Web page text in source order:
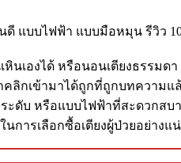
เองได้ หรือนอนเตียงธรรมด
ลิกเข้ามาได้ถูกที่ถูกบทความแ
ดับ หรือแบบไฟฟ้าที่สะดวกสบ
การเลือกซื้อเตียงผู้ป่วยอย่างแ